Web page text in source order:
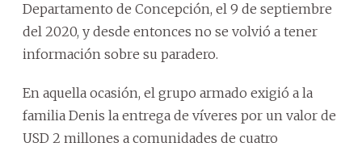
Departamento de Concepción, el 9 de septiembre
del 2020, y desde entonces no se volvió a tener
información sobre su paradero.
En aquella ocasión, el grupo armado exigió a la
familia Denis la entrega de víveres por un valor de
USD 2 millones a comunidades de cuatro